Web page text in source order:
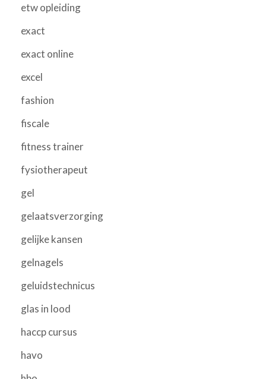
etw opleiding
exact
exact online
excel
fashion
fiscale
fitness trainer
fysiotherapeut
gel
gelaatsverzorging
gelijke kansen
gelnagels
geluidstechnicus
glas in lood
haccp cursus
havo